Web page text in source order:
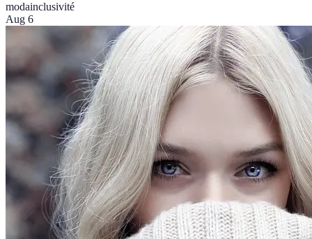
modainclusivité
Aug 6